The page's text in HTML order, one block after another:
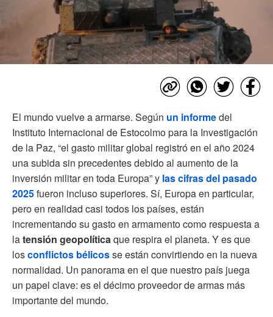
El mundo vuelve a armarse. Según un informedel
Instituto Internacional de Estocolmo para la Investigación
de la Paz, “el gasto militar global registró en el año 2024
una subida sin precedentes debido al aumento de la
inversión militar en toda Europa” y las cifras del pasado
2025fueron incluso superiores. Sí, Europa en particular,
pero en realidad casi todos los países, están
incrementando su gasto en armamento como respuesta a
latensión geopolíticaque respira el planeta. Y es que
losconflictos bélicosse están convirtiendo en la nueva
normalidad. Un panorama en el que nuestro país juega
un papel clave: es el décimo proveedor de armas más
importante del mundo.